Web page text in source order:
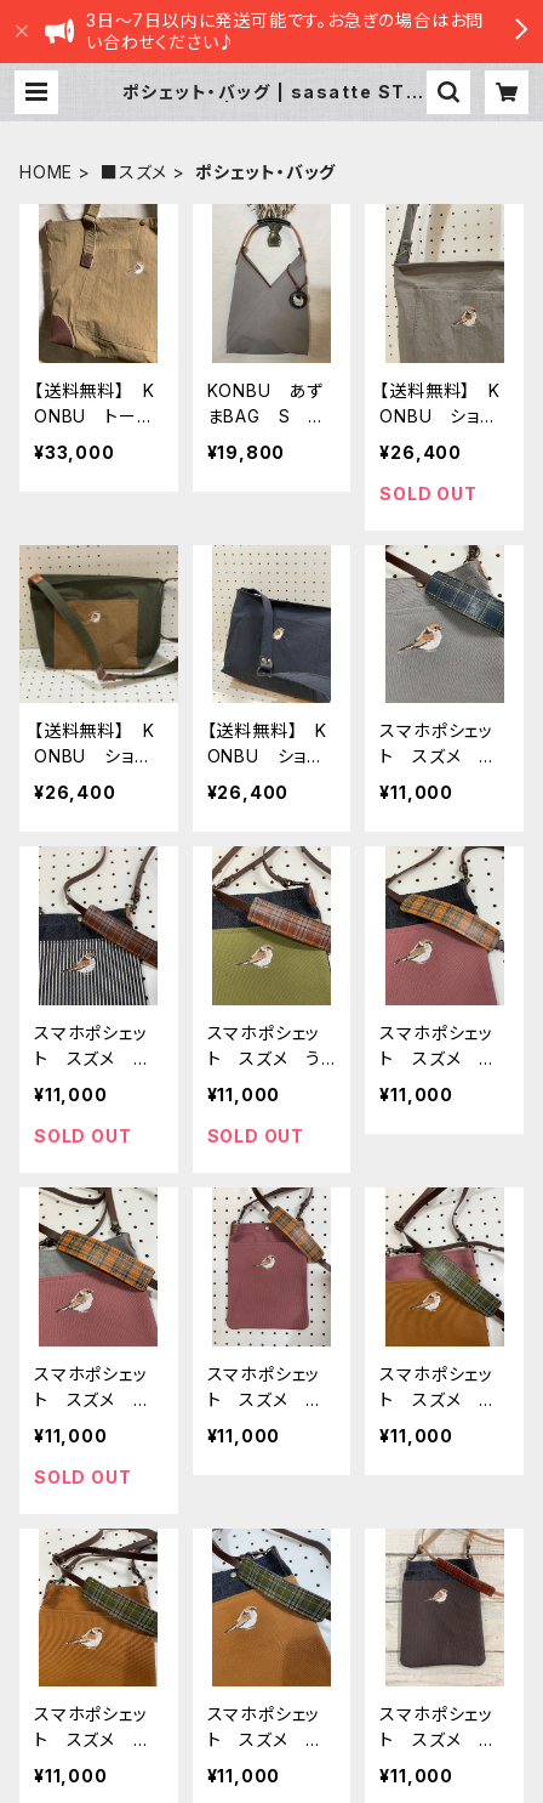
3日～7日以内に発送可能です。お急ぎの場合はお問
い合わせください♪
ポシェット・バッグ | sasatte STO
HOME ■スズメ ポシェット・バッグ
【送料無料】 K
ONBU トート
バッグ LARGE
スズメ サン
¥33,000
KONBU あず
まBAG S グ
レー オカメイ
ンコ
¥19,800
【送料無料】 K
ONBU ショル
ダーバッグ ス
ズメ グレー（ポ
ケット：グレー）
¥26,400
SOLD OUT
【送料無料】 K
ONBU ショル
ダーバッグ ス
ズメ カーキ
ジュ）
¥26,400
【送料無料】 K
ONBU ショル
ダーバッグ ス
ズメ ブラッ
ブラック）
¥26,400
スマホポシェッ
ト スズメ グ
レー 帆布
すずめ 雀
¥11,000
スマホポシェッ
ト スズメ 岡
山デニム ヒッ
コリー すず
め 雀
¥11,000
SOLD OUT
スマホポシェッ
ト スズメ うぐ
いす 帆布
と 岡山デニム
すずめ 雀
¥11,000
SOLD OUT
スマホポシェッ
ト スズメ あ
ずき 帆布
と 岡山デニ
¥11,000
スマホポシェッ
ト スズメ あ
ずき グレー
帆布 すず
め 雀
¥11,000
SOLD OUT
スマホポシェッ
ト スズメ あ
ずき 帆布
すずめ 雀
¥11,000
スマホポシェッ
ト スズメ キ
ャメル あず
き 帆布 す
¥11,000
スマホポシェッ
ト スズメ キ
ャメル 帆布
すずめ 雀
¥11,000
スマホポシェッ
ト スズメ キ
ャメル 帆布
と 岡山デニ
¥11,000
スマホポシェッ
ト スズメ ダ
ークブラウン
帆布 と 岡
¥11,000